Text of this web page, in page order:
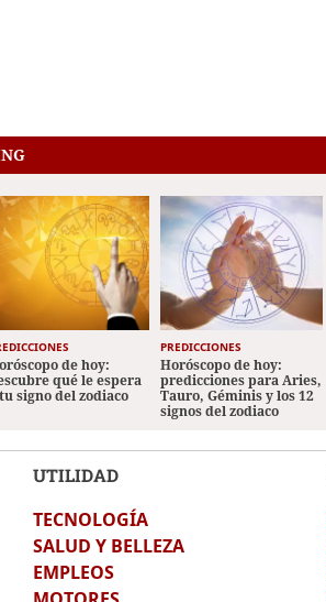
de hoy:
qué le espera
signo del zodiaco
PREDICCIONES
Horóscopo de hoy:
predicciones para Aries,
Tauro, Géminis y los 12
signos del zodiaco
UTILIDAD
TECNOLOGÍA
SALUD Y BELLEZA
EMPLEOS